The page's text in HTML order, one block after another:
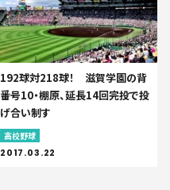
192球対218球！ 滋賀学園の背
番号10・棚原、延長14回完投で投
げ合い制す
高校野球
2017.03.22